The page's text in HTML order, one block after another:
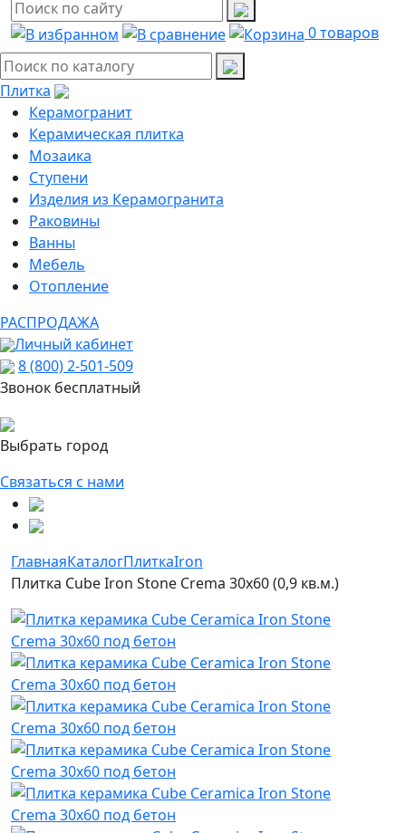
0товаров
Плитка
Керамогранит
Керамическая плитка
Мозаика
Ступени
Изделия из Керамогранита
Раковины
Ванны
Мебель
Отопление
РАСПРОДАЖА
Личный кабинет
8 (800) 2-501-509
Звонок бесплатный
Выбрать город
Связаться с нами
ГлавнаяКаталогПлиткаIron
Плитка Cube Iron Stone Crema 30x60 (0,9 кв.м.)